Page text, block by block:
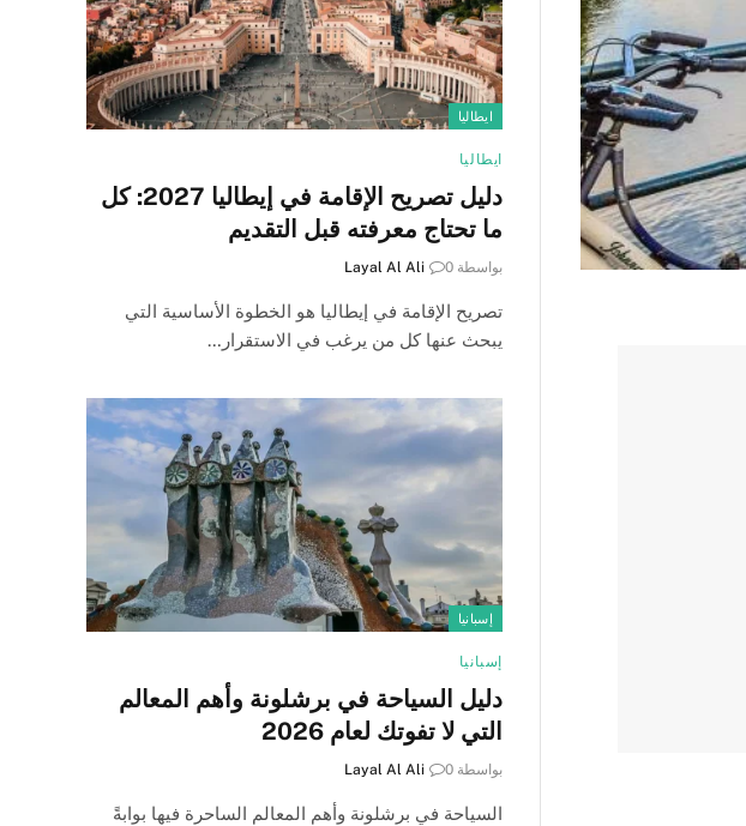
ايطاليا
ايطاليا
دليل تصريح الإقامة في إيطاليا 2027: كل
ما تحتاج معرفته قبل التقديم
بواسطة Layal Al Ali 0
تصريح الإقامة في إيطاليا هو الخطوة الأساسية التي
يبحث عنها كل من يرغب في الاستقرار…
إسبانيا
إسبانيا
دليل السياحة في برشلونة وأهم المعالم
التي لا تفوتك لعام 2026
بواسطة Layal Al Ali 0
السياحة في برشلونة وأهم المعالم الساحرة فيها بوابةً